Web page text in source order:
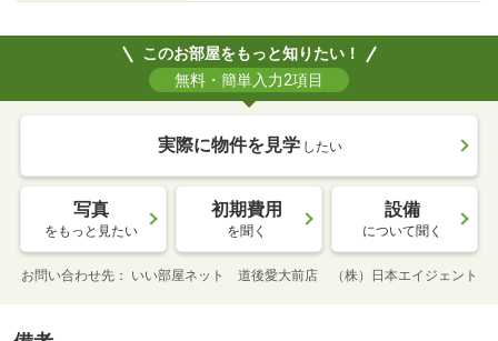
このお部屋をもっと知りたい！
無料・簡単入力2項目
実際に物件を見学 したい
写真
をもっと見たい
初期費用
を聞く
設備
について聞く
お問い合わせ先 いい部屋ネット 道後愛大前店 （株）日本エイジェント